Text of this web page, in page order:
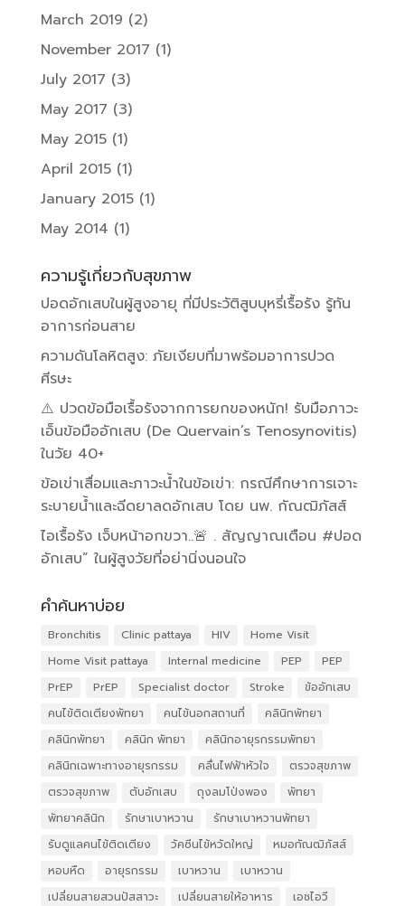
March 2019 (2)
November 2017 (1)
July 2017 (3)
May 2017 (3)
May 2015(1)
April 2015(1)
January 2015(1)
May 2014 (1)
ความรู้เกี่ยวกับสุขภาพ
ปอดอักเสบในผู้สูงอายุ ที่มีประวัติสูบบุหรี่เรื้อรัง รู้ทัน
อาการก่อนสาย
ความดันโลหิตสูง: ภัยเงียบที่มาพร้อมอาการปวด
ศีรษะ
⚠️ ปวดข้อมือเรื้อรังจากการยกของหนัก! รับมือภาวะ
เอ็นข้อมืออักเสบ (De Quervain’s Tenosynovitis)
ในวัย 40+
ข้อเข่าเสื่อมและภาวะน้ำในข้อเข่า: กรณีศึกษาการเจาะ
ระบายน้ำและฉีดยาลดอักเสบ โดย นพ. กัณฒิภัสส์
ไอเรื้อรัง เจ็บหน้าอกขวา..🚨 . สัญญาณเตือน #ปอด
อักเสบ” ในผู้สูงวัยที่อย่านิ่งนอนใจ
คำค้นหาบ่อย
Bronchitis Clinic pattaya HIV
Home Visit
Home Visit pattaya
Internal medicine PEP
PEP
PrEP
PrEP Specialist doctor Stroke
ข้ออักเสบ
คนไข้ติดเตียงพัทยา
คนไข้นอกสถานที่
คลินิกพัทยา
คลินิกพัทยา
คลินิก พัทยา
คลินิกอายุรกรรมพัทยา
คลินิกเฉพาะทางอายุรกรรม
คลื่นไฟฟ้าหัวใจ
ตรวจสุขภาพ
ตรวจสุขภาพ
ตับอักเสบ ถุงลมโป่งพอง
พัทยา
พัทยาคลินิก
รักษาเบาหวาน
รักษาเบาหวานพัทยา
รับดูแลคนไข้ติดเตียง
วัคซีนไข้หวัดใหญ่
หมอกัณฒิภัสส์
หอบหืด
อายุรกรรม เบาหวาน
เบาหวาน
เปลี่ยนสายสวนปัสสาวะ
เปลี่ยนสายให้อาหาร
เอชไอวี